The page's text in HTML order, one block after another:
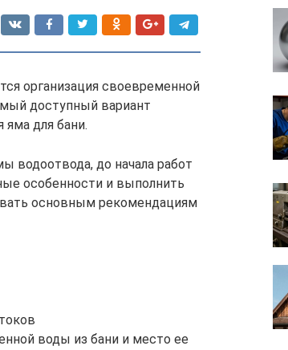
организация своевременной
доступный вариант
яма для бани.
водоотвода, до начала работ
особенности и выполнить
основным рекомендациям
воды из бани и место ее